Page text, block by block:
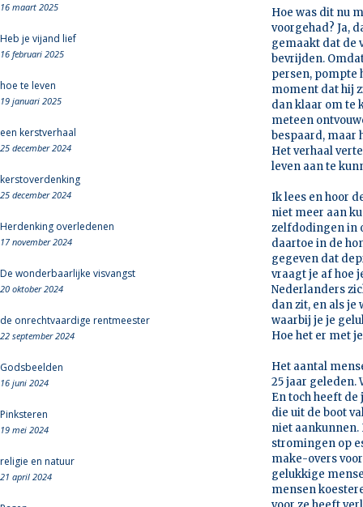
16 maart 2025
Heb je vijand lief
16 februari 2025
hoe te leven
19 januari 2025
een kerstverhaal
25 december 2024
kerstoverdenking
25 december 2024
Herdenking overledenen
17 november 2024
De wonderbaarlijke visvangst
20 oktober 2024
de onrechtvaardige rentmeester
22 september 2024
Godsbeelden
16 juni 2024
Pinksteren
19 mei 2024
religie en natuur
21 april 2024
Hoe was dit nu
voorgehad? Ja,
gemaakt dat de
bevrijden.
persen, pompte
moment dat hij
dan klaar om te
meteen
bespaard, maar
Het verhaal
leven aan te
Ik lees en hoor
niet meer aan
zelfdodingen in
daartoe in de
gegeven dat
vraagt je af hoe
Nederlanders
dan zit, en als je
waarbij je je
Hoe het er met
Het aantal
25 jaar geleden.
En toch heeft
die uit de boot
niet aankunnen.
stromingen op
make-overs
gelukkige
mensen